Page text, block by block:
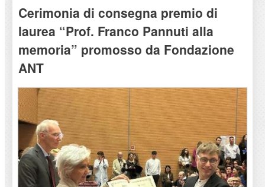
Cerimonia di consegna premio di
laurea “Prof. Franco Pannuti alla
memoria” promosso da Fondazione
ANT